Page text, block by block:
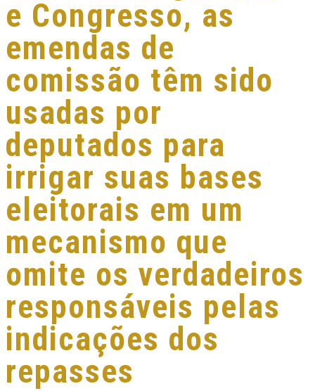
e Congresso, as
emendas de
comissão têm sido
usadas por
deputados para
irrigar suas bases
eleitorais em um
mecanismo que
omite os verdadeiros
responsáveis pelas
indicações dos
repasses